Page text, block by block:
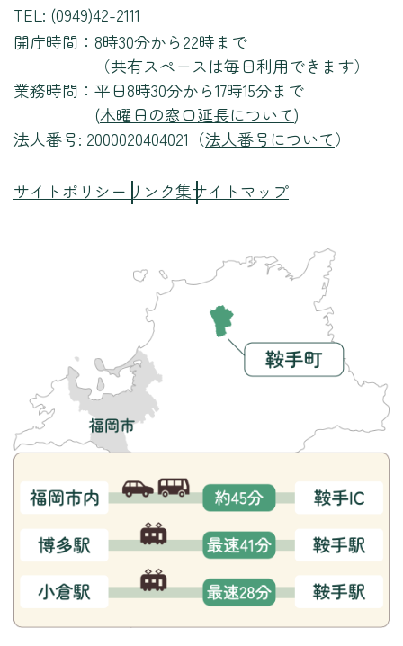
TEL: (0949)42-2111
開庁時間： 8時30分から22時まで
（共有スペースは毎日利用できます）
業務時間： 平日8時30分から17時15分まで
(木曜日の窓口延長について)
法人番号: 2000020404021（法人番号について）
サイトポリシー リンク集サイトマップ